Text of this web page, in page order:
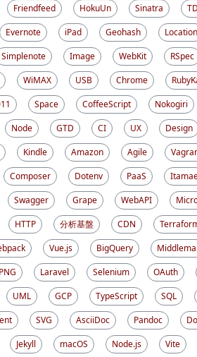
Friendfeed HokuUn Sinatra
Evernote iPad Geohash Location
Simplenote Image WebKit RSpec
WiMAX USB Chrome
Space CoffeeScript Nokogiri
Node GTD CI UX Design
Kindle Amazon Agile
Composer Dotenv PaaS
Swagger Grape WebAPI
HTTP 分析基盤 CDN
Vue.js BigQuery
PNG Laravel Selenium OAuth
UML GCP TypeScript SQL
SVG AsciiDoc Pandoc
Jekyll macOS Node.js Vite